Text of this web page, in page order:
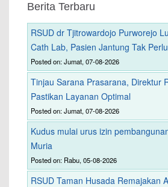
Berita Terbaru
RSUD dr Tjitrowardojo Purworejo
Cath Lab, Pasien Jantung Tak
Posted on: Jumat, 07-08-2026
Tinjau Sarana Prasarana, Direktur
Pastikan Layanan Optimal
Posted on: Jumat, 07-08-2026
Kudus mulai urus izin
Muria
Posted on: Rabu, 05-08-2026
RSUD Taman Husada Remajakan